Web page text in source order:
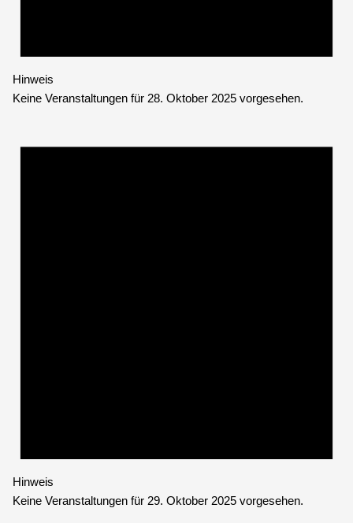
Hinweis
Keine Veranstaltungen für 28. Oktober 2025 vorgesehen.
Hinweis
Keine Veranstaltungen für 29. Oktober 2025 vorgesehen.